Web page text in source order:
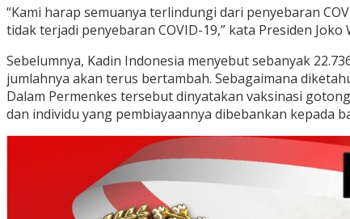
“Kami harap semuanya terlindungi dari penyebaran
tidak terjadi penyebaran COVID-19,” kata Presiden Joko
Sebelumnya, Kadin Indonesia menyebut sebanyak
jumlahnya akan terus bertambah. Sebagaimana
Dalam Permenkes tersebut dinyatakan vaksinasi
dan individu yang pembiayaannya dibebankan kepada